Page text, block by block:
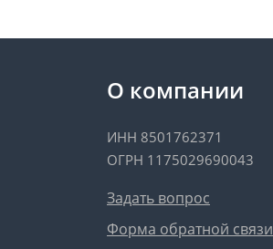
О компании
ИНН 8501762371
ОГРН 1175029690043
Задать вопрос
Форма обратной связи